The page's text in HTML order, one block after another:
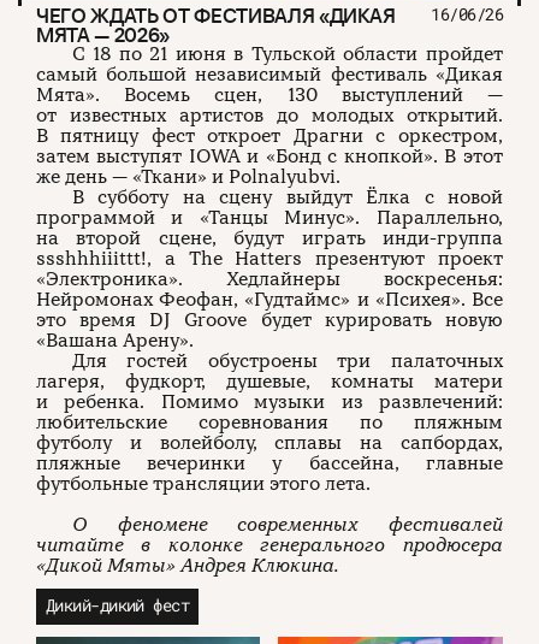
ЧЕГО ЖДАТЬ ОТ ФЕСТИВАЛЯ «ДИКАЯ
МЯТА — 2026»
16/06/26
С 18 по 21 июня в Тульской области пройдет
самый большой независимый фестиваль «Дикая
Мята». Восемь сцен, 130 выступлений —
от известных артистов до молодых открытий.
В пятницу фест откроет Драгни с оркестром,
затем выступят IOWA и «Бонд с кнопкой». В этот
же день — «Ткани» и Polnalyubvi.
В субботу на сцену выйдут Ёлка с новой
программой и «Танцы Минус». Параллельно,
на второй сцене, будут играть инди-группа
ssshhhiiittt!, а The Hatters презентуют проект
«Электроника». Хедлайнеры воскресенья:
Нейромонах Феофан, «Гудтаймс» и «Психея». Все
это время DJ Groove будет курировать новую
«Вашана Арену».
Для гостей обустроены три палаточных
лагеря, фудкорт, душевые, комнаты матери
и ребенка. Помимо музыки из развлечений:
любительские соревнования по пляжным
футболу и волейболу, сплавы на сапбордах,
пляжные вечеринки у бассейна, главные
футбольные трансляции этого лета.
О феномене современных фестивалей
читайте в колонке генерального продюсера
«Дикой Мяты» Андрея Клюкина.
Дикий-дикий фест